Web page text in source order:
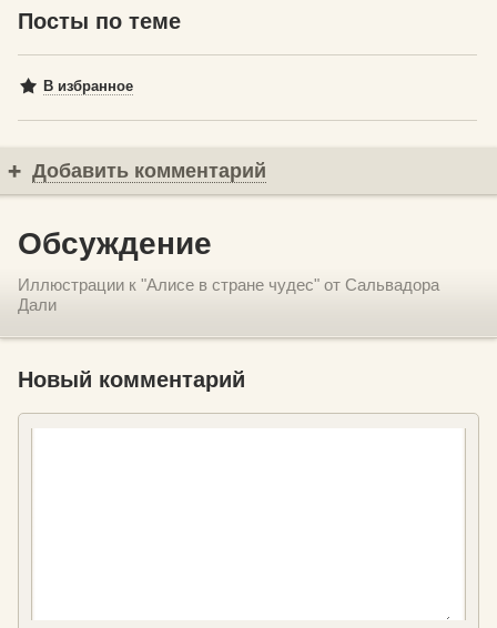
Посты по теме
В избранное
Добавить комментарий
Обсуждение
Иллюстрации к "Алисе в стране чудес" от Сальвадора
Дали
Новый комментарий